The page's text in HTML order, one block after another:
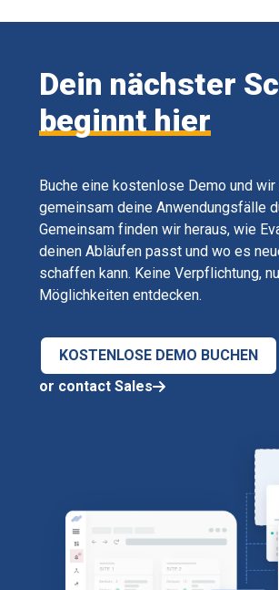
Dein nächster
beginnt hier
Buche eine kostenlose Demo und wir
gemeinsam deine Anwendungsfälle
Gemeinsam finden wir heraus, wie
deinen Abläufen passt und wo es
schaffen kann. Keine Verpflichtung,
Möglichkeiten entdecken.
KOSTENLOSE DEMO BUCHEN
or contact Sales